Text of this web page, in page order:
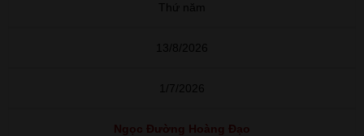
Thứ năm
13/8/2026
1/7/2026
Ngọc Đường Hoàng Đạo